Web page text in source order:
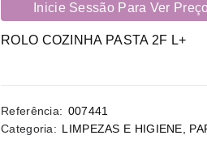
Inicie Sessão Para Ver
ROLO COZINHA PASTA 2F L+
Referência: 007441
Categoria: LIMPEZAS E HIGIENE